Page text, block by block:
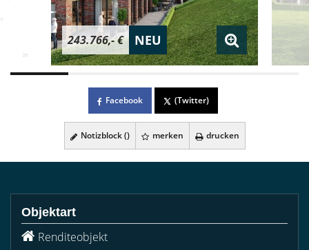
243.766,- € NEU
Facebook (Twitter)
Notizblock () merken drucken
Objektart
Renditeobjekt